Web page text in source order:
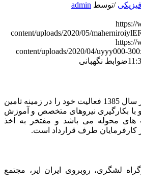
/توسط admin
https://
content/uploads/2020/05/
https://
content/uploads/2020/04/uyyy000-
ضوابط نگهبانی
شرکت ماهر نیرو پارسا از سال 1385 فعالیت خود را در زمینه تامین
و با بکارگیری نیروهای متخصص و آموزش
های محوله می باشد و مفتخر به اخذ
کارفرمایان طرف قرارداد است.
لشگری، روبروی ایران ایر، مجتمع